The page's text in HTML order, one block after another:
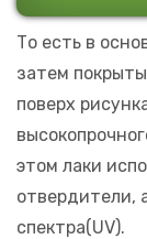
То есть в
затем
поверх
этом лаки
отвердители,
спектра(UV).